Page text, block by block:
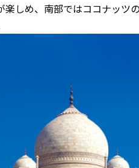
しめ、南部ではココナッツ